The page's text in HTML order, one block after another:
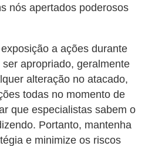
nós apertados poderosos
a ações durante
apropriado, geralmente
alteração no atacado,
todas no momento de
que especialistas sabem o
Portanto, mantenha
e minimize os riscos